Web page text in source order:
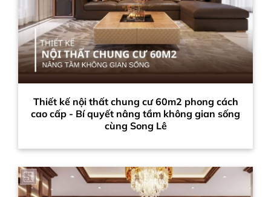
Thiết kế nội thất chung cư 60m2 phong cách
cao cấp - Bí quyết nâng tầm không gian sống
cùng Song Lê